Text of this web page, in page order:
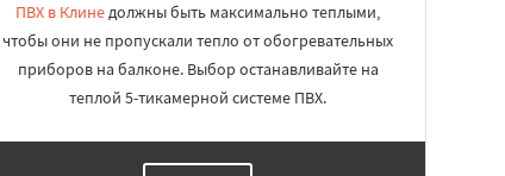
ПВХ в Клинедолжны быть максимально теплыми,
чтобы они не пропускали тепло от обогревательных
приборов на балконе. Выбор останавливайте на
теплой 5-тикамерной системе ПВХ.